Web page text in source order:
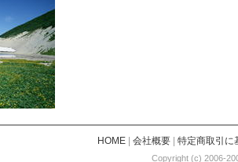
HOME| 会社概要| 特定商取引に
Copyright (c) 2006-